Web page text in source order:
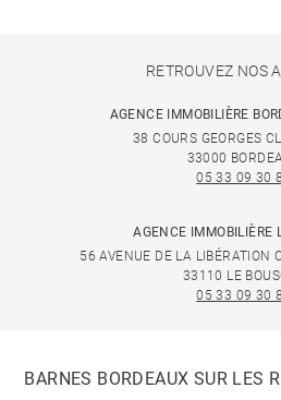
RETROUVEZ NOS
AGENCE IMMOBILIÈRE
38 COURS GEORGES
33000
05 33 09 30
AGENCE IMMOBILIÈRE
56 AVENUE DE LA LIBÉRATION
33110 LE
05 33 09 30
BARNES BORDEAUX SUR LES